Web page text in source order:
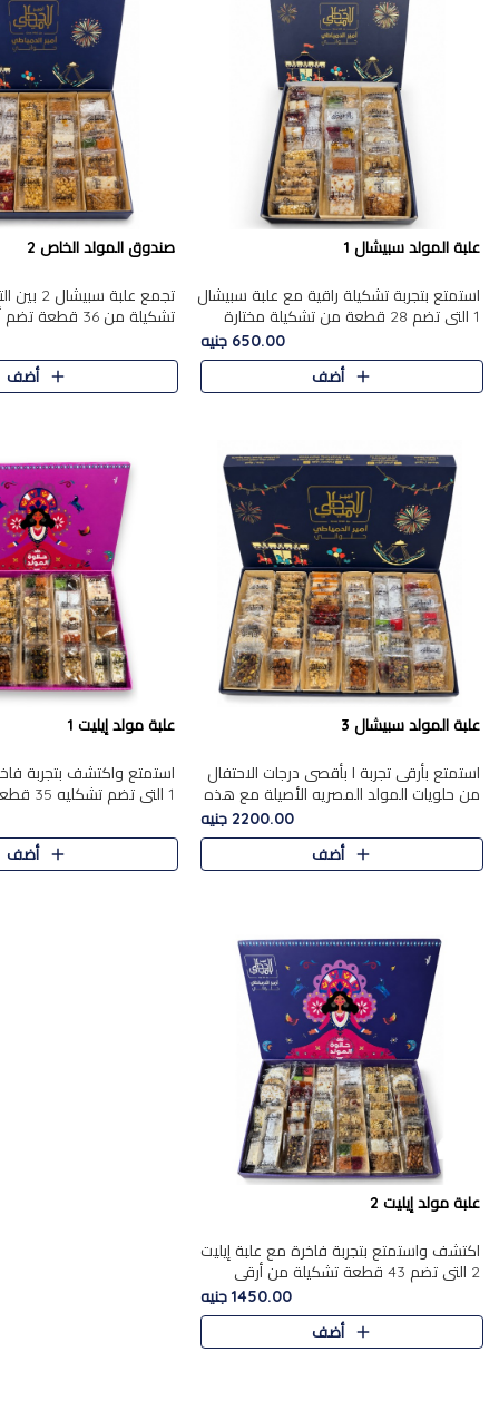
علبة المولد سبيشال 1
استمتع بتجربة تشكيلة راقية مع علبة سبيشال
1 التي تضم 28 قطعة من تشكيلة مختارة
بعناية من أفخر حلويات المولد المصرية
الأصلية الشرقية. تحتوي ال..
650.00 جنيه
أضف
صندوق المولد الخاص 2
تجمع علبة
المولد الشرقية. تحتوي
بالفول، والجزرية بالبن..
أضف
علبة المولد سبيشال 3
استمتع بأرقى تجربة ا بأقصى درجات الاحتفال
من حلويات المولد المصريه الأصيلة مع هذه
الفخامة مع علبة سبيشال 3 التي تضم 56
قطعة من تشكيلة استثن..
2200.00 جنيه
أضف
علبة مولد إيليت 1
استمتع واكتشف بتجربة
1 التي
حلويات المولد المصري
بشكل جميل في علبة
أضف
علبة مولد إيليت 2
اكتشف واستمتع بتجربة فاخرة مع علبة إيليت
2 التي تضم 43 قطعة تشكيلة من أرقى
حلويات المولد الشرقية المصرية الأصيلة
,معروضة بشكل جميل في علبة أ..
1450.00 جنيه
أضف